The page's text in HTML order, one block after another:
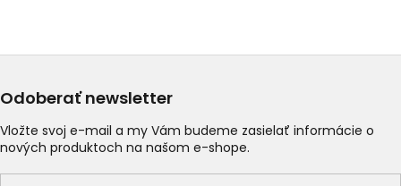
Odoberať newsletter
Vložte svoj e-mail a my Vám budeme zasielať informácie o
nových produktoch na našom e-shope.